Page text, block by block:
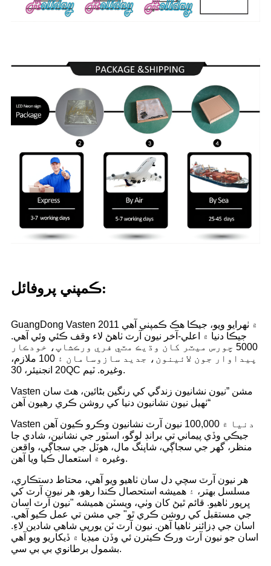
ڪمپني پروفائل:
GuangDong Vasten 2011 ۾ ٺهرايو ويو، جيڪا هڪ ڪمپني آهي
جيڪا دنيا ۾ اعلي-آخر نيون آرٽ ٺاهڻ لاء وقف ڪئي وئي آهي.
5000 چورس ميٽر کان وڌيڪ مٽي فري ورڪشاپ، خودڪار
پيداوار جون لائينون، جديد سازوسامان ۽ 100 ملازم،
20 انجنيئر، 30QC وغيره. ٽيم.
Vasten مشن ”نيون نشانيون زندگي کي رنگين بڻائين، هٿ سان
ٺهيل نيون نشانيون دنيا کي روشن ڪري رهيون آهن“
Vasten دنيا ۾ 100,000 نيون آرٽ نشانيون وڪرو ڪيون آهن
جيڪي وڏي پيماني تي برانڊ لوگو، اسٽور جي نشانين، شادي جا
منظر، گهر جي سجاڳي، شاپنگ مال، هوٽل جي سجاڳي، واقعن
وغيره ۾ استعمال ڪيا ويا آهن.
هر نيون آرٽ سچي دل سان ٺاهيو ويو آهي، محتاط دستڪاري،
مسلسل بهتر، ۽ هميشه استحصال ڪندا رهو، هر نيون آرٽ کي
ڀرپور ٺاهيو. قائم ٿيڻ کان وٺي، ويسٽن هميشه "نيون آرٽ اسان
جي مستقبل کي روشن ڪري ٿو" جي مشن تي عمل ڪيو آهي.
اسان جي ڊزائنر ٺاهيا آهن. نيون آرٽ ٽن يورپي شاهي شادين لاءِ.
اسان جو نيون آرٽ ورڪ ڪيترن ئي وڏن ميڊيا ۾ ڏيکاريو ويو آهي
بشمول برطانوي بي بي سي.